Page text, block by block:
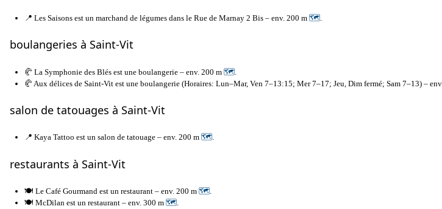
📍 Les Saisons est un marchand de légumes dans le Rue de Marnay 2 Bis – env. 200 m 🗺.
boulangeries à Saint-Vit
🥐 La Symphonie des Blés est une boulangerie – env. 200 m 🗺
🥐 Aux délices de Saint-Vit est une boulangerie (Horaires: Lun–Mar, Ven 7–13:15; Mer 7–17; Jeu, Dim fermé; Sam 7–13) –
salon de tatouages à Saint-Vit
📍 Kaya Tattoo est un salon de tatouage – env. 200 m 🗺.
restaurants à Saint-Vit
🍽️ Le Café Gourmand est un restaurant – env. 200 m 🗺.
🍽️ McDilan est un restaurant – env. 300 m 🗺.